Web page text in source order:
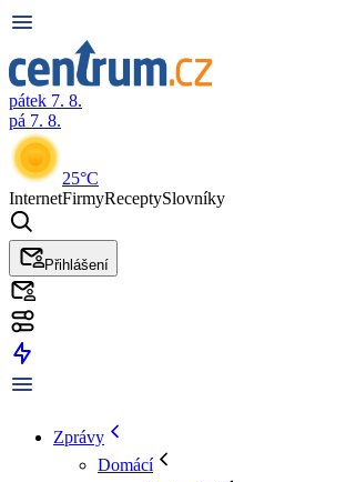
pátek 7. 8.
pá 7. 8.
25°C
InternetFirmyReceptySlovníky
Přihlášení
Zprávy
Domácí